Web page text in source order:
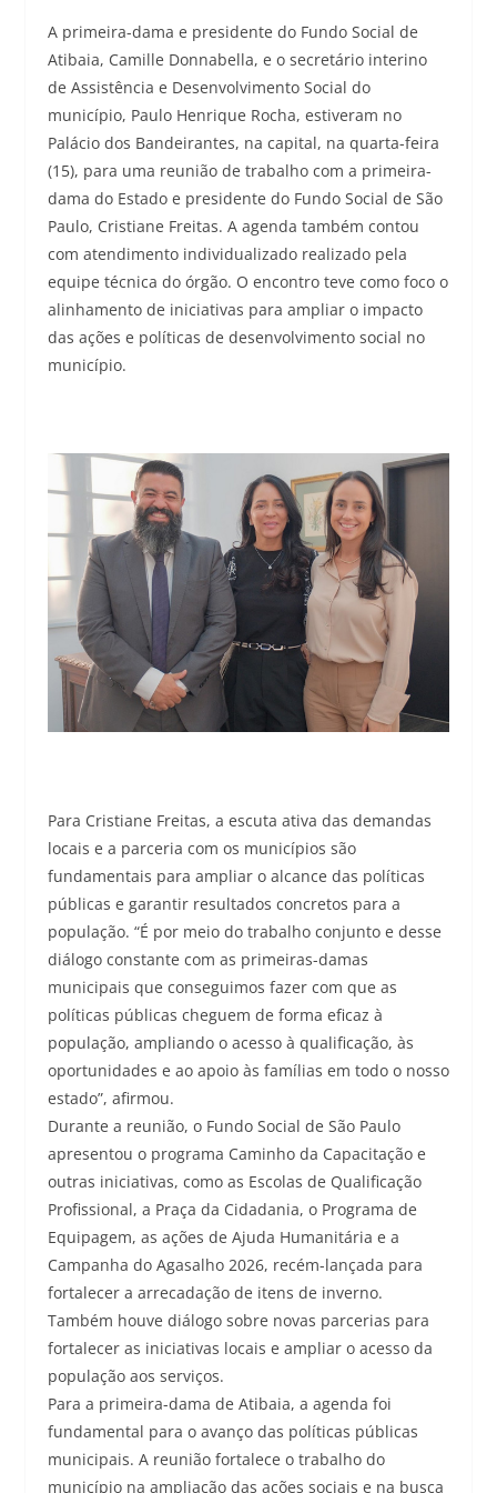
A primeira-dama e presidente do Fundo Social de
Atibaia, Camille Donnabella, e o secretário interino
de Assistência e Desenvolvimento Social do
município, Paulo Henrique Rocha, estiveram no
Palácio dos Bandeirantes, na capital, na quarta-feira
(15), para uma reunião de trabalho com a primeira-
dama do Estado e presidente do Fundo Social de São
Paulo, Cristiane Freitas. A agenda também contou
com atendimento individualizado realizado pela
equipe técnica do órgão. O encontro teve como foco o
alinhamento de iniciativas para ampliar o impacto
das ações e políticas de desenvolvimento social no
município.
Para Cristiane Freitas, a escuta ativa das demandas
locais e a parceria com os municípios são
fundamentais para ampliar o alcance das políticas
públicas e garantir resultados concretos para a
população. “É por meio do trabalho conjunto e desse
diálogo constante com as primeiras-damas
municipais que conseguimos fazer com que as
políticas públicas cheguem de forma eficaz à
população, ampliando o acesso à qualificação, às
oportunidades e ao apoio às famílias em todo o nosso
estado”, afirmou.
Durante a reunião, o Fundo Social de São Paulo
apresentou o programa Caminho da Capacitação e
outras iniciativas, como as Escolas de Qualificação
Profissional, a Praça da Cidadania, o Programa de
Equipagem, as ações de Ajuda Humanitária e a
Campanha do Agasalho 2026, recém-lançada para
fortalecer a arrecadação de itens de inverno.
Também houve diálogo sobre novas parcerias para
fortalecer as iniciativas locais e ampliar o acesso da
população aos serviços.
Para a primeira-dama de Atibaia, a agenda foi
fundamental para o avanço das políticas públicas
municipais. A reunião fortalece o trabalho do
município na ampliação das ações sociais e na busca